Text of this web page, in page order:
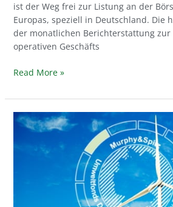
ist der Weg frei zur Listung an der
Europas, speziell in Deutschland. Die
der monatlichen Berichterstattung zur
operativen Geschäfts
Read More »
+10,41%
Wertzuwachs
im